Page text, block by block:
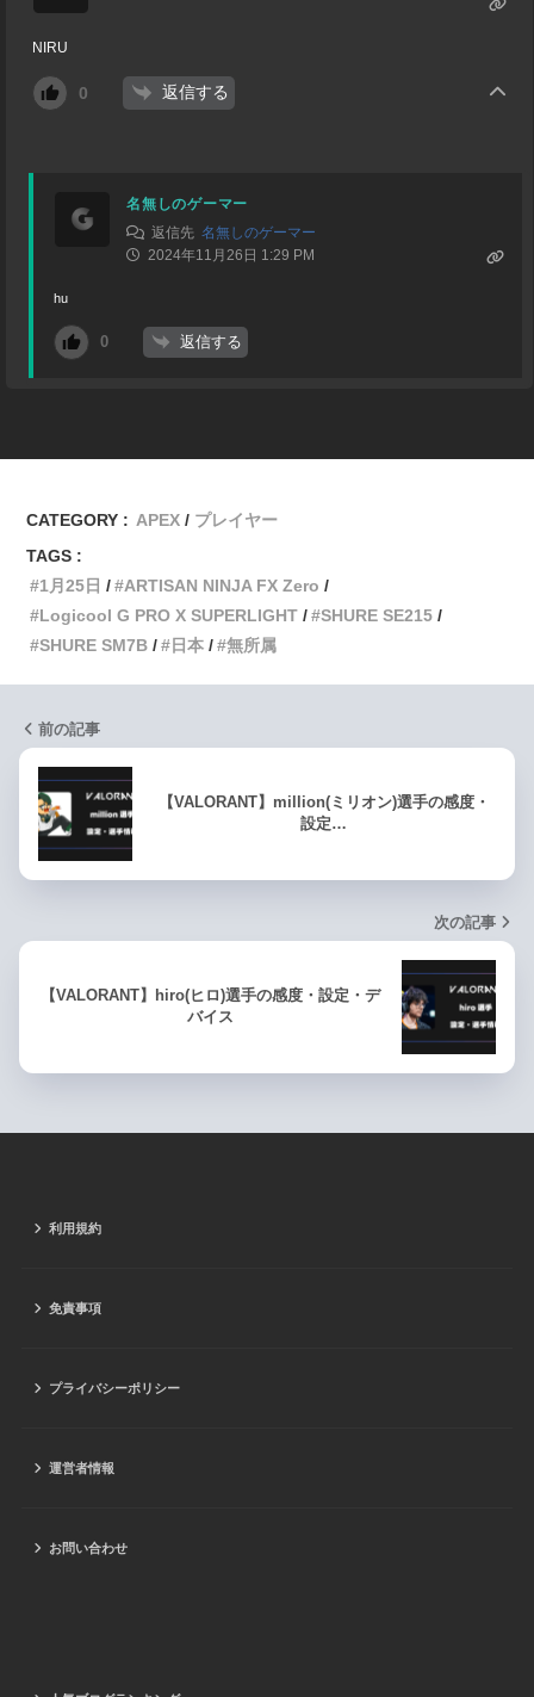
NIRU
0 返信する
名無しのゲーマー
返信先名無しのゲーマー
2024年11月26日 1:29 PM
hu
0 返信する
CATEGORY : APEX
プレイヤー
TAGS :
1月25日
ARTISAN NINJA FX Zero
Logicool G PRO X SUPERLIGHT
SHURE SE215
SHURE SM7B
日本 無所属
前の記事
【VALORANT】million(ミリオン)選手の感度・
設定…
次の記事
【VALORANT】hiro(ヒロ)選手の感度・設定・デ
バイス
利用規約
免責事項
プライバシーポリシー
運営者情報
お問い合わせ